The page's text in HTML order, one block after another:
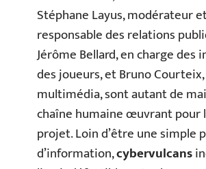
Stéphane Layus, modérateur
responsable des relations
Jérôme Bellard, en charge des
des joueurs, et Bruno
multimédia, sont autant de
chaîne humaine œuvrant pour
projet. Loin d’être une simple
d’information,cybervulcans